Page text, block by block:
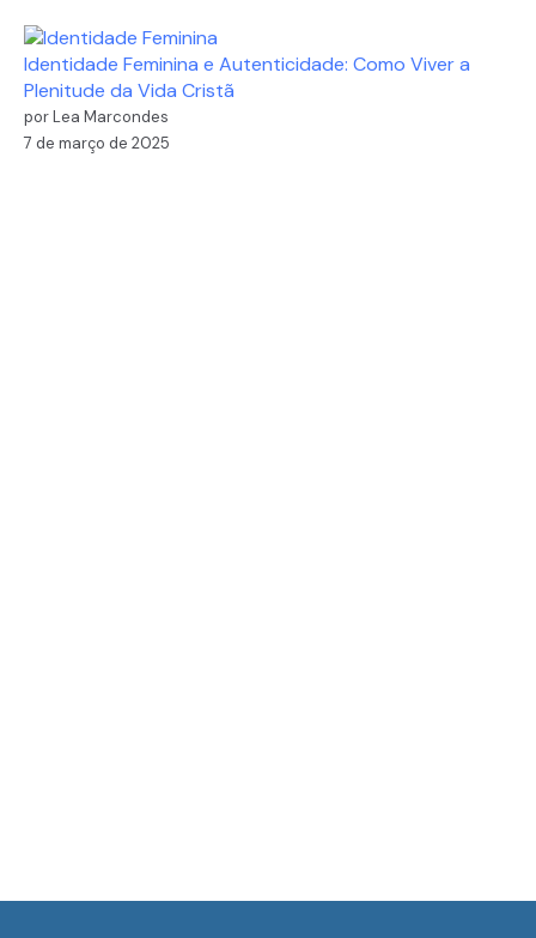
Identidade Feminina e Autenticidade: Como Viver a
Plenitude da Vida Cristã
por Lea Marcondes
7 de março de 2025